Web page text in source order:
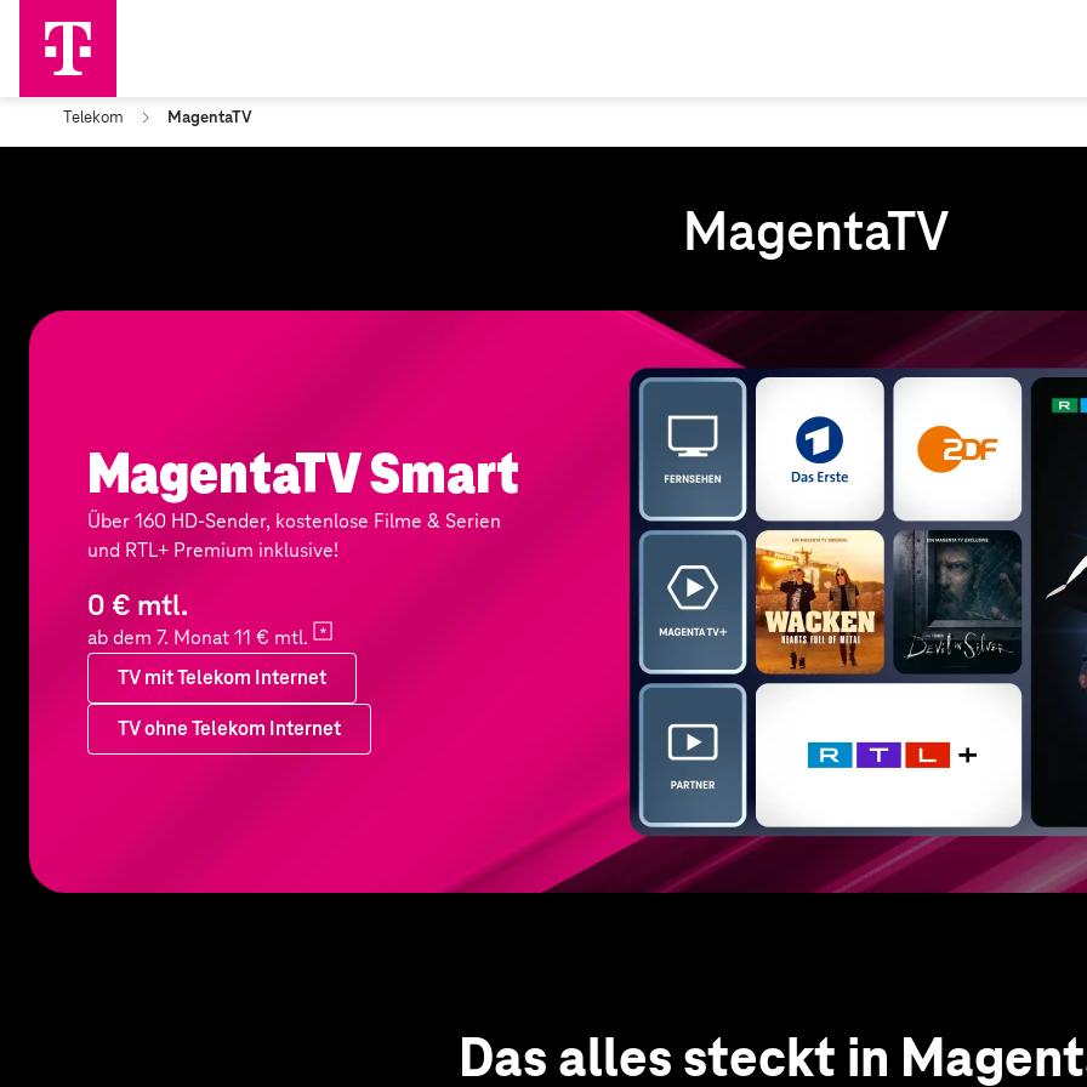
Telekom MagentaTV
MagentaTV
MagentaTV Smart
Über 160 HD-Sender, kostenlose Filme & Serien
und RTL+ Premium inklusive!
0 € mtl.
ab dem 7. Monat 11 € mtl.
TV mit Telekom Internet
TV ohne Telekom Internet
Das alles steckt in